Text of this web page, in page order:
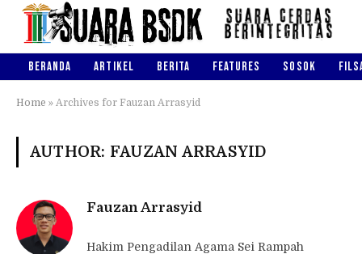
BERANDA ARTIKEL BERITA FEATURES SOSOK
Home » Archives for Fauzan Arrasyid
AUTHOR: FAUZAN ARRASYID
Fauzan Arrasyid
Hakim Pengadilan Agama Sei Rampah